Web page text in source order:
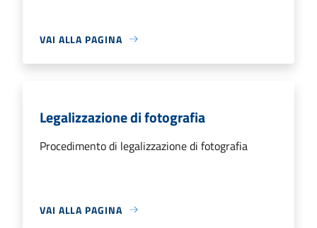
VAI ALLA PAGINA
Legalizzazione di fotografia
Procedimento di legalizzazione di fotografia
VAI ALLA PAGINA